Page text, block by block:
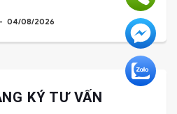
04/08/2026
KÝ TƯ VẤN